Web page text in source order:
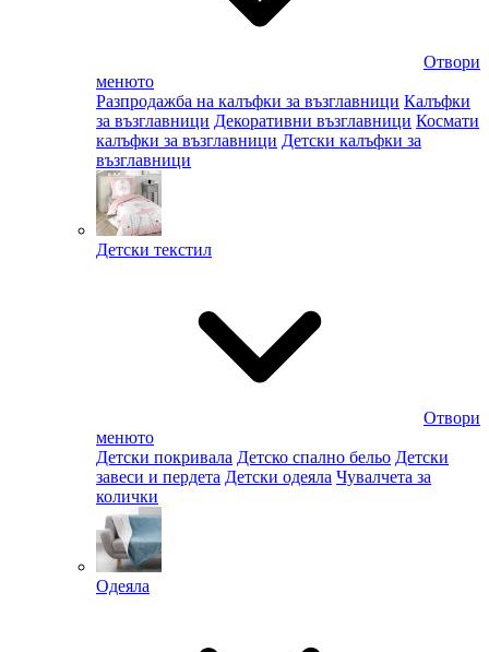
Отвори
менюто
Разпродажба на калъфки за възглавници Калъфки
за възглавници Декоративни възглавници Космати
калъфки за възглавници Детски калъфки за
възглавници
Детски текстил
Отвори
менюто
Детски покривала Детско спално бельо Детски
завеси и пердета Детски одеяла Чувалчета за
колички
Одеяла